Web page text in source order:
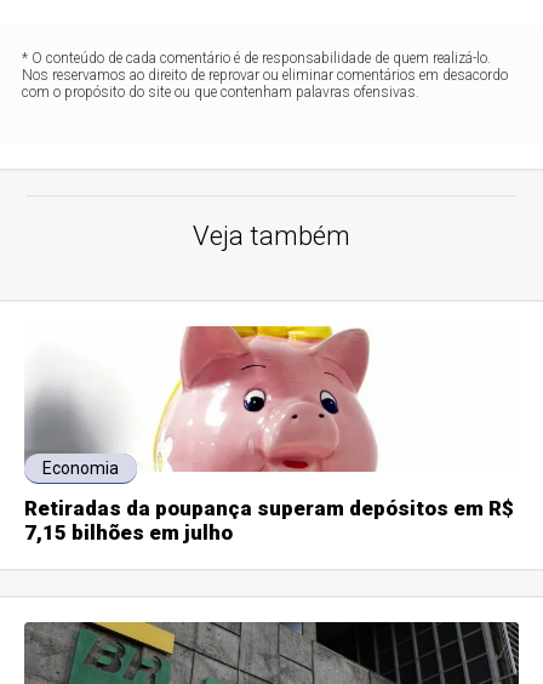
* O conteúdo de cada comentário é de responsabilidade de quem realizá-lo.
Nos reservamos ao direito de reprovar ou eliminar comentários em desacordo
com o propósito do site ou que contenham palavras ofensivas.
Veja também
Economia
Retiradas da poupança superam depósitos em R$
7,15 bilhões em julho